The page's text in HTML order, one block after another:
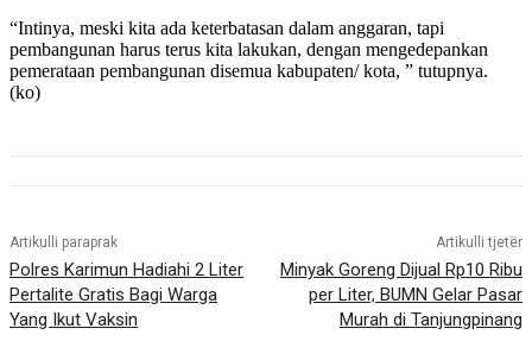
“Intinya, meski kita ada keterbatasan dalam anggaran, tapi
pembangunan harus terus kita lakukan, dengan mengedepankan
pemerataan pembangunan disemua kabupaten/ kota, ” tutupnya.
(ko)
Artikulli paraprak
Polres Karimun Hadiahi 2 Liter
Pertalite Gratis Bagi Warga
Yang Ikut Vaksin
Artikulli tjetër
Minyak Goreng Dijual Rp10 Ribu
per Liter, BUMN Gelar Pasar
Murah di Tanjungpinang